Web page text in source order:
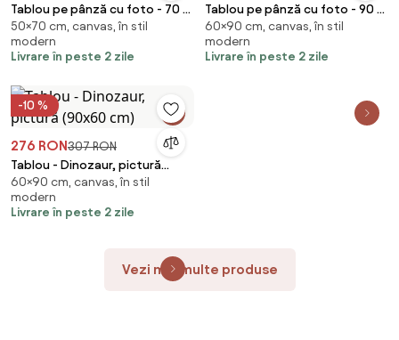
Tablou pe pânză cu foto - 70 x
50 cm (70x50 cm)
50×70 cm, canvas, în stil
modern
Livrare în peste 2 zile
Tablou pe pânză cu foto - 90 x
60 cm (90x60 cm)
60×90 cm, canvas, în stil
modern
Livrare în peste 2 zile
-10 %
276 RON307 RON
Tablou - Dinozaur, pictură
(90x60 cm)
60×90 cm, canvas, în stil
modern
Livrare în peste 2 zile
Vezi mai multe produse